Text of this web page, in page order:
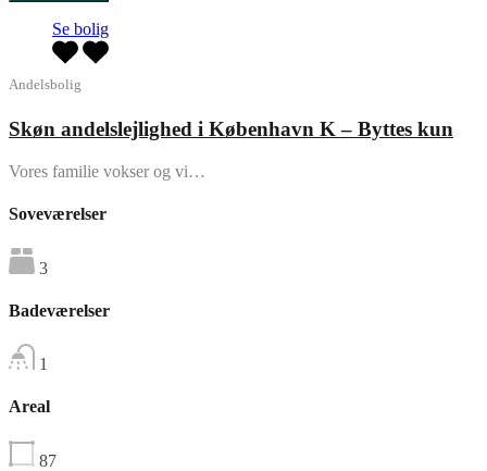
Se bolig
Andelsbolig
Skøn andelslejlighed i København K – Byttes kun
Vores familie vokser og vi…
Soveværelser
3
Badeværelser
1
Areal
87